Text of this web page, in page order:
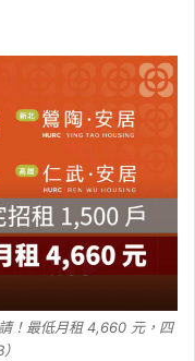
！最低月租 4,660 元，四